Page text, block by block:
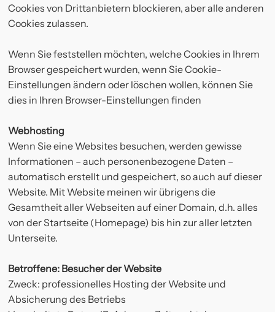
Cookies von Drittanbietern blockieren, aber alle anderen
Cookies zulassen.
Wenn Sie feststellen möchten, welche Cookies in Ihrem
Browser gespeichert wurden, wenn Sie Cookie-
Einstellungen ändern oder löschen wollen, können Sie
dies in Ihren Browser-Einstellungen finden
Webhosting
Wenn Sie eine Websites besuchen, werden gewisse
Informationen – auch personenbezogene Daten –
automatisch erstellt und gespeichert, so auch auf dieser
Website. Mit Website meinen wir übrigens die
Gesamtheit aller Webseiten auf einer Domain, d.h. alles
von der Startseite (Homepage) bis hin zur aller letzten
Unterseite.
Betroffene: Besucher der Website
Zweck: professionelles Hosting der Website und
Absicherung des Betriebs